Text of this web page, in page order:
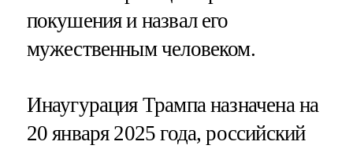
покушения и назвал его
мужественным человеком.
Инаугурация Трампа назначена на
20 января 2025 года, российский